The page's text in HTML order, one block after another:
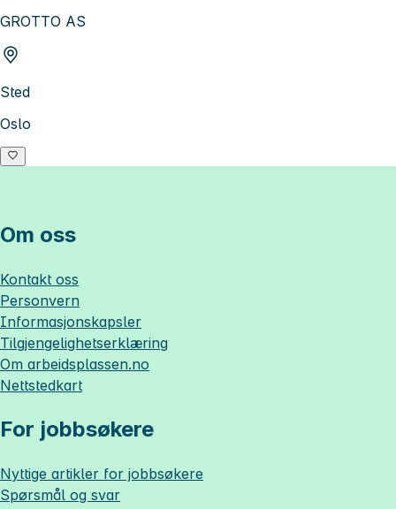
GROTTO AS
Sted
Oslo
Om oss
Kontakt oss
Personvern
Informasjonskapsler
Tilgjengelighetserklæring
Om arbeidsplassen.no
Nettstedkart
For jobbsøkere
Nyttige artikler for jobbsøkere
Spørsmål og svar